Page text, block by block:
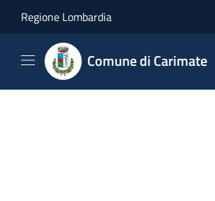
Regione Lombardia
Comune di Carimate